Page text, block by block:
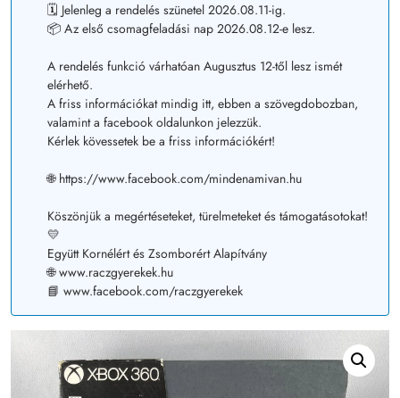
🗓️ Jelenleg a rendelés szünetel 2026.08.11-ig.
📦 Az első csomagfeladási nap 2026.08.12-e lesz.
A rendelés funkció várhatóan Augusztus 12-től lesz ismét
elérhető.
A friss információkat mindig itt, ebben a szövegdobozban,
valamint a facebook oldalunkon jelezzük.
Kérlek kövessetek be a friss információkért!
🌐 https://www.facebook.com/mindenamivan.hu
Köszönjük a megértéseteket, türelmeteket és támogatásotokat!
💛
Együtt Kornélért és Zsomborért Alapítvány
🌐 www.raczgyerekek.hu
📘 www.facebook.com/raczgyerekek